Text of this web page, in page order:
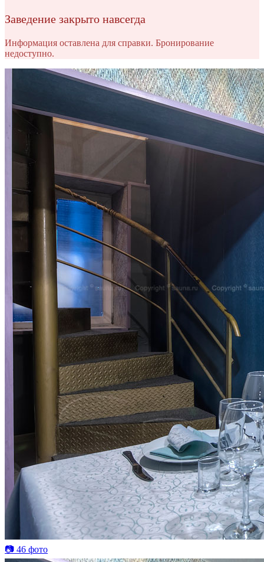
Заведение закрыто навсегда
Информация оставлена для справки. Бронирование
недоступно.
📷 46 фото